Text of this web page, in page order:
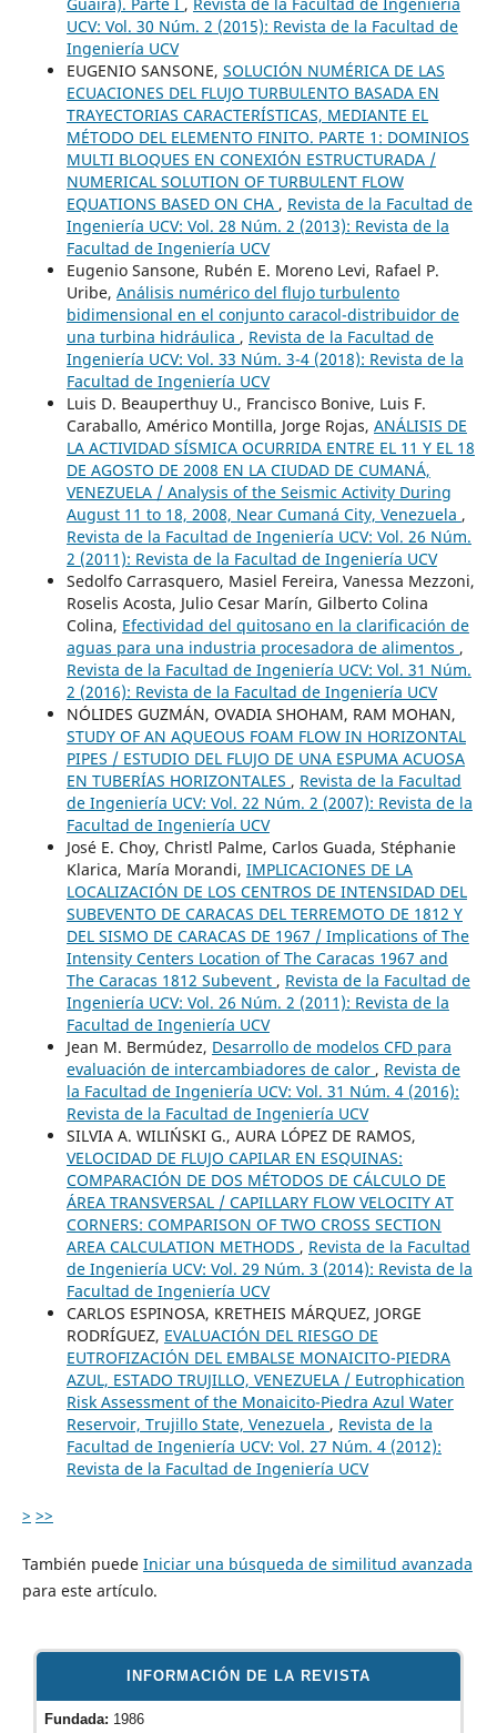
UCV: Vol. 30 Núm. 2 (2015): Revista de la Facultad de
Ingeniería UCV
EUGENIO SANSONE, SOLUCIÓN NUMÉRICA DE LAS
ECUACIONES DEL FLUJO TURBULENTO BASADA EN
TRAYECTORIAS CARACTERÍSTICAS, MEDIANTE EL
MÉTODO DEL ELEMENTO FINITO. PARTE 1: DOMINIOS
MULTI BLOQUES EN CONEXIÓN ESTRUCTURADA /
NUMERICAL SOLUTION OF TURBULENT FLOW
EQUATIONS BASED ON CHA , Revista de la Facultad de
Ingeniería UCV: Vol. 28 Núm. 2 (2013): Revista de la
Facultad de Ingeniería UCV
Eugenio Sansone, Rubén E. Moreno Levi, Rafael P.
Uribe, Análisis numérico del flujo turbulento
bidimensional en el conjunto caracol-distribuidor de
una turbina hidráulica , Revista de la Facultad de
Ingeniería UCV: Vol. 33 Núm. 3-4 (2018): Revista de la
Facultad de Ingeniería UCV
Luis D. Beauperthuy U., Francisco Bonive, Luis F.
Caraballo, Américo Montilla, Jorge Rojas, ANÁLISIS DE
LA ACTIVIDAD SÍSMICA OCURRIDA ENTRE EL 11 Y EL 18
DE AGOSTO DE 2008 EN LA CIUDAD DE CUMANÁ,
VENEZUELA / Analysis of the Seismic Activity During
August 11 to 18, 2008, Near Cumaná City, Venezuela ,
Revista de la Facultad de Ingeniería UCV: Vol. 26 Núm.
2 (2011): Revista de la Facultad de Ingeniería UCV
Sedolfo Carrasquero, Masiel Fereira, Vanessa Mezzoni,
Roselis Acosta, Julio Cesar Marín, Gilberto Colina
Colina, Efectividad del quitosano en la clarificación de
aguas para una industria procesadora de alimentos ,
Revista de la Facultad de Ingeniería UCV: Vol. 31 Núm.
2 (2016): Revista de la Facultad de Ingeniería UCV
NÓLIDES GUZMÁN, OVADIA SHOHAM, RAM MOHAN,
STUDY OF AN AQUEOUS FOAM FLOW IN HORIZONTAL
PIPES / ESTUDIO DEL FLUJO DE UNA ESPUMA ACUOSA
EN TUBERÍAS HORIZONTALES , Revista de la Facultad
de Ingeniería UCV: Vol. 22 Núm. 2 (2007): Revista de la
Facultad de Ingeniería UCV
José E. Choy, Christl Palme, Carlos Guada, Stéphanie
Klarica, María Morandi, IMPLICACIONES DE LA
LOCALIZACIÓN DE LOS CENTROS DE INTENSIDAD DEL
SUBEVENTO DE CARACAS DEL TERREMOTO DE 1812 Y
DEL SISMO DE CARACAS DE 1967 / Implications of The
Intensity Centers Location of The Caracas 1967 and
The Caracas 1812 Subevent , Revista de la Facultad de
Ingeniería UCV: Vol. 26 Núm. 2 (2011): Revista de la
Facultad de Ingeniería UCV
Jean M. Bermúdez, Desarrollo de modelos CFD para
evaluación de intercambiadores de calor , Revista de
la Facultad de Ingeniería UCV: Vol. 31 Núm. 4 (2016):
Revista de la Facultad de Ingeniería UCV
SILVIA A. WILIŃSKI G., AURA LÓPEZ DE RAMOS,
VELOCIDAD DE FLUJO CAPILAR EN ESQUINAS:
COMPARACIÓN DE DOS MÉTODOS DE CÁLCULO DE
ÁREA TRANSVERSAL / CAPILLARY FLOW VELOCITY AT
CORNERS: COMPARISON OF TWO CROSS SECTION
AREA CALCULATION METHODS , Revista de la Facultad
de Ingeniería UCV: Vol. 29 Núm. 3 (2014): Revista de la
Facultad de Ingeniería UCV
CARLOS ESPINOSA, KRETHEIS MÁRQUEZ, JORGE
RODRÍGUEZ, EVALUACIÓN DEL RIESGO DE
EUTROFIZACIÓN DEL EMBALSE MONAICITO-PIEDRA
AZUL, ESTADO TRUJILLO, VENEZUELA / Eutrophication
Risk Assessment of the Monaicito-Piedra Azul Water
Reservoir, Trujillo State, Venezuela , Revista de la
Facultad de Ingeniería UCV: Vol. 27 Núm. 4 (2012):
Revista de la Facultad de Ingeniería UCV
> >>
También puede Iniciar una búsqueda de similitud avanzada
para este artículo.
INFORMACIÓN DE LA REVISTA
Fundada: 1986